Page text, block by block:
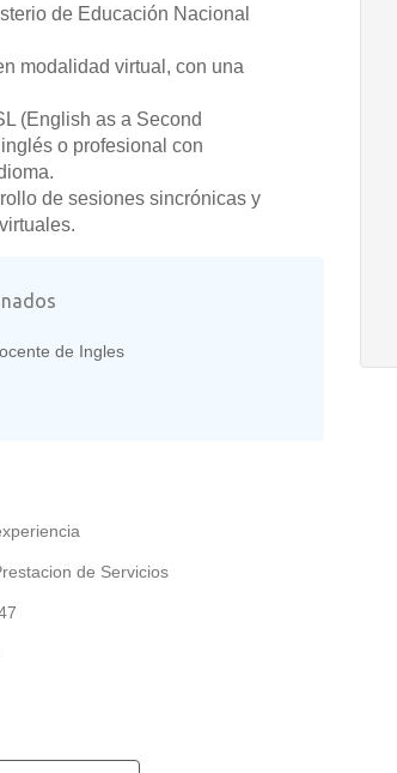
de Educación Nacional
modalidad virtual, con una
(English as a Second
o profesional con
de sesiones sincrónicas y
de Ingles
de Servicios